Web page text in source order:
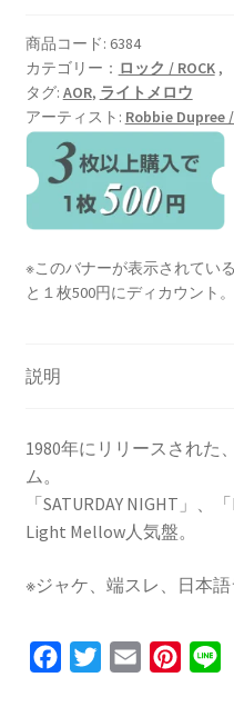
/
僕
だ
け
街
[LP]
個
商品コード: 6384
カテゴリー： ロック / ROCK,
タグ: AOR, ライトメロウ
アーティスト: Robbie Dupree
※このバナーが表示されてい
と１枚500円にディカウント。
説明
1980年にリリースされた
ム。
「SATURDAY NIGHT」、
Light Mellow人気盤。
※ジャケ、端スレ、日本語